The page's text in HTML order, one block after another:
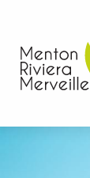
contenu
principal